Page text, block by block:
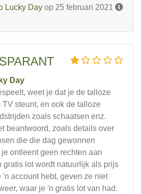
Lucky Day op 25 februari 2021
Day
weet je dat je de talloze
steunt, en ook de talloze
zoals schaatsen enz.
beantwoord, zoals details over
die die dag gewonnen
ontleent geen rechten aan
gratis lot wordt natuurlijk als prijs
'n account hebt, geven ze niet
waar je 'n gratis lot van had.